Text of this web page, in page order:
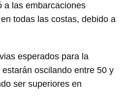
a las embarcaciones
todas las costas, debido a
esperados para la
oscilando entre 50 y
ser superiores en